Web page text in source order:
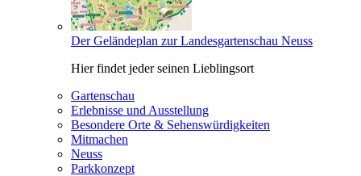
Der Geländeplan zur Landesgartenschau Neuss
Hier findet jeder seinen Lieblingsort
Gartenschau
Erlebnisse und Ausstellung
Besondere Orte & Sehenswürdigkeiten
Mitmachen
Neuss
Parkkonzept